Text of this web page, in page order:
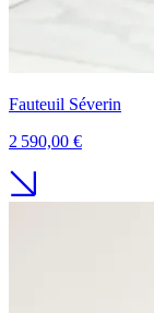
Fauteuil Séverin
2 590,00 €